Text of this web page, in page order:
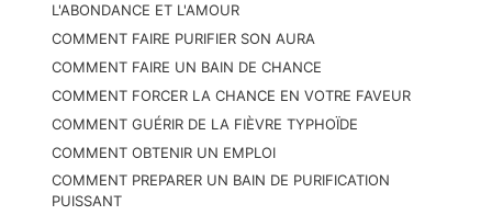
L'ABONDANCE ET L'AMOUR
COMMENT FAIRE PURIFIER SON AURA
COMMENT FAIRE UN BAIN DE CHANCE
COMMENT FORCER LA CHANCE EN VOTRE FAVEUR
COMMENT GUÉRIR DE LA FIÈVRE TYPHOÏDE
COMMENT OBTENIR UN EMPLOI
COMMENT PREPARER UN BAIN DE PURIFICATION
PUISSANT